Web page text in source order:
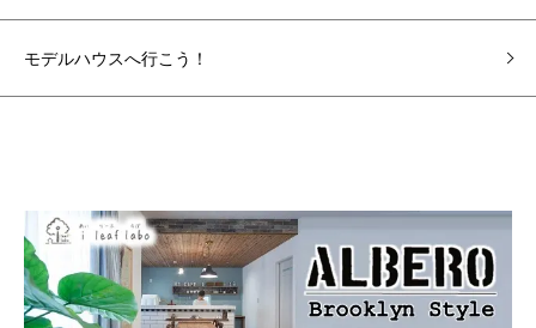
モデルハウスへ行こう！